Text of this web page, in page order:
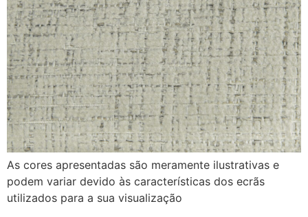
As cores apresentadas são meramente ilustrativas e
podem variar devido às características dos ecrãs
utilizados para a sua visualização